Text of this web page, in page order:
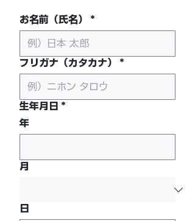
お名前（氏名） *
フリガナ（カタカナ） *
生年月日 *
年
月
日